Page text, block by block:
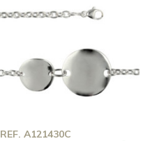
REF. A121430C